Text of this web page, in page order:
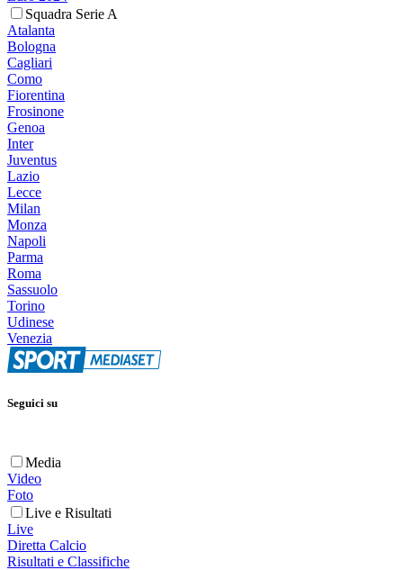
Squadra Serie A
Atalanta
Bologna
Cagliari
Como
Fiorentina
Frosinone
Genoa
Inter
Juventus
Lazio
Lecce
Milan
Monza
Napoli
Parma
Roma
Sassuolo
Torino
Udinese
Venezia
Seguici su
Media
Video
Foto
Live e Risultati
Live
Diretta Calcio
Risultati e Classifiche